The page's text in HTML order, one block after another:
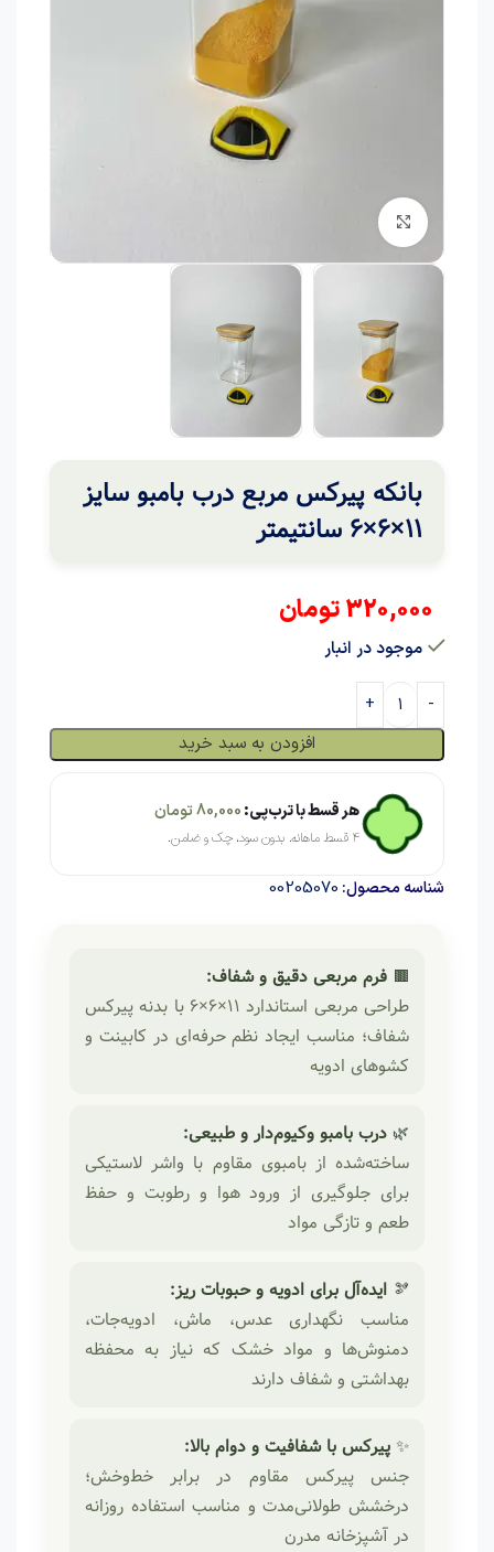
برای بزرگنمایی کلیک کنید
بانکه پیرکس مربع درب بامبو سایز
11×6×6 سانتیمتر
320,000تومان
موجود در انبار
افزودن به سبد خرید
هر قسط با ترب‌پی:80,000تومان
۴ قسط ماهانه. بدون سود، چک و ضامن.
شناسه محصول: 00205070
🟫 فرم مربعی دقیق و شفاف:
طراحی مربعی استاندارد 11×6×6 با بدنه پیرکس
شفاف؛ مناسب ایجاد نظم حرفه‌ای در کابینت و
کشوهای ادویه
🌿 درب بامبو وکیوم‌دار و طبیعی:
ساخته‌شده از بامبوی مقاوم با واشر لاستیکی
برای جلوگیری از ورود هوا و رطوبت و حفظ
طعم و تازگی مواد
🫘 ایده‌آل برای ادویه و حبوبات ریز:
مناسب نگهداری عدس، ماش، ادویه‌جات،
دمنوش‌ها و مواد خشک که نیاز به محفظه
بهداشتی و شفاف دارند
✨ پیرکس با شفافیت و دوام بالا:
جنس پیرکس مقاوم در برابر خط‌وخش؛
درخشش طولانی‌مدت و مناسب استفاده روزانه
در آشپزخانه مدرن